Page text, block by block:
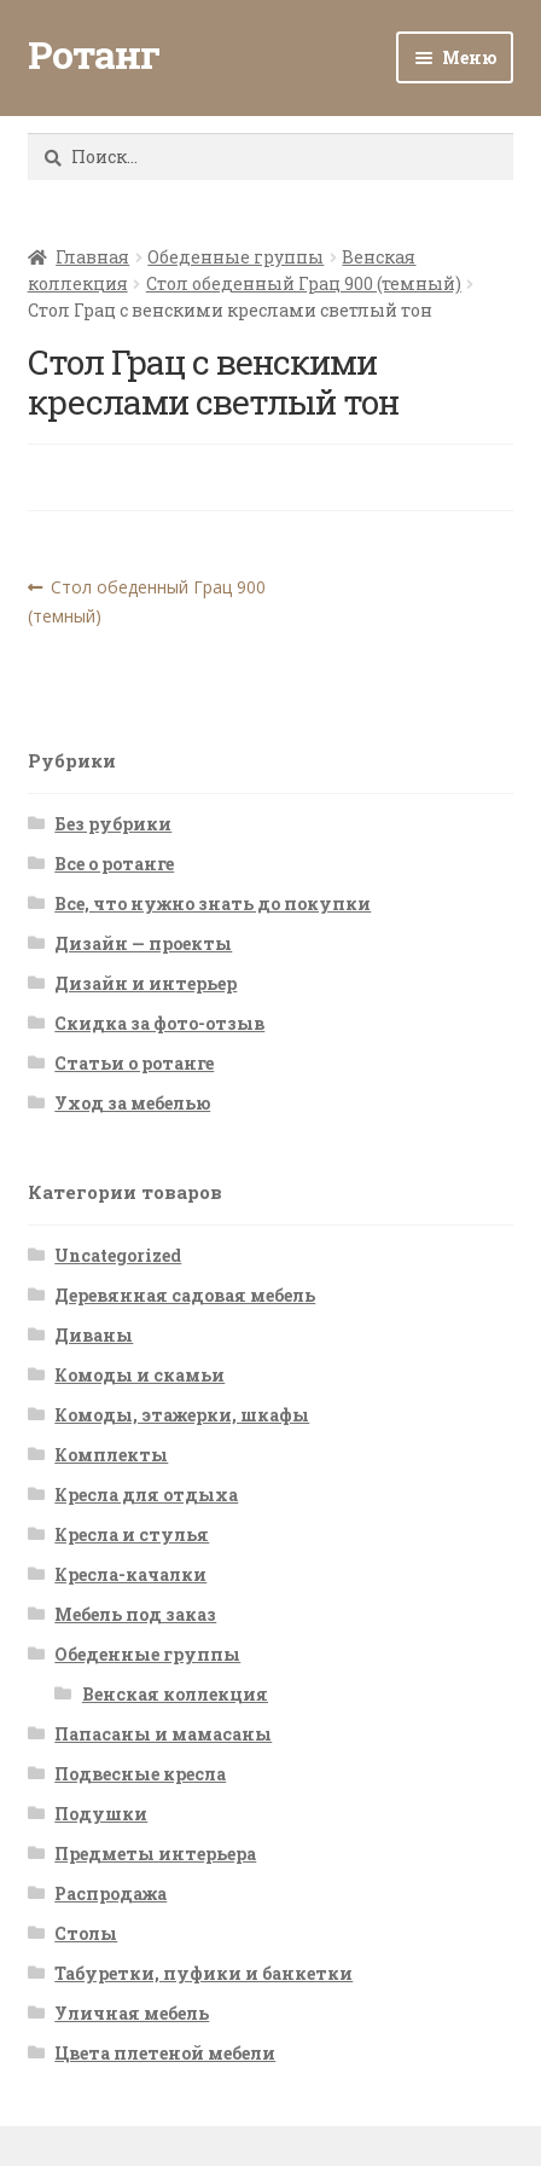
Ротанг Меню
Каталог
Все о ротанге
Ротанг оптом
Контакты
Найти:
Главная Обеденные группы
Венская
коллекция
Стол обеденный Грац 900 (темный)
Стол Грац с венскими креслами светлый тон
Стол Грац с венскими
креслами светлый тон
Навигация
по
Предыдущая
запись:
Стол обеденный Грац 900
(темный)
Рубрики
Без рубрики
Все о ротанге
Все, что нужно знать до покупки
Дизайн — проекты
Дизайн и интерьер
Скидка за фото-отзыв
Статьи о ротанге
Уход за мебелью
Категории товаров
Uncategorized
Деревянная садовая мебель
Диваны
Комоды и скамьи
Комоды, этажерки, шкафы
Комплекты
Кресла для отдыха
Кресла и стулья
Кресла-качалки
Мебель под заказ
Обеденные группы
Венская коллекция
Папасаны и мамасаны
Подвесные кресла
Подушки
Предметы интерьера
Распродажа
Столы
Табуретки, пуфики и банкетки
Уличная мебель
Цвета плетеной мебели